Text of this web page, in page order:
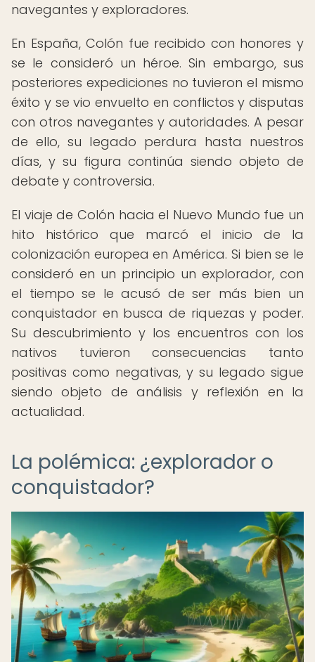
navegantes y exploradores.
En España, Colón fue recibido con honores y
se le consideró un héroe. Sin embargo, sus
posteriores expediciones no tuvieron el mismo
éxito y se vio envuelto en conflictos y disputas
con otros navegantes y autoridades. A pesar
de ello, su legado perdura hasta nuestros
días, y su figura continúa siendo objeto de
debate y controversia.
El viaje de Colón hacia el Nuevo Mundo fue un
hito histórico que marcó el inicio de la
colonización europea en América. Si bien se le
consideró en un principio un explorador, con
el tiempo se le acusó de ser más bien un
conquistador en busca de riquezas y poder.
Su descubrimiento y los encuentros con los
nativos tuvieron consecuencias tanto
positivas como negativas, y su legado sigue
siendo objeto de análisis y reflexión en la
actualidad.
La polémica: ¿explorador o
conquistador?